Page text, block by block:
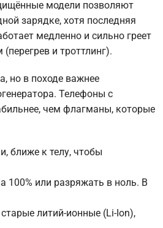
модели позволяют
зарядке, хотя последняя
медленно и сильно греет
и троттлинг).
но в походе важнее
Телефоны с
чем флагманы, которые
ближе к телу, чтобы
100% или разряжать в ноль. В
литий-ионные (Li-Ion),